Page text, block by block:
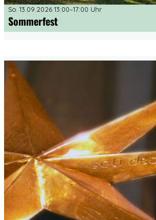
So. 13.09.2026 13:00–17:00 Uhr
Sommerfest